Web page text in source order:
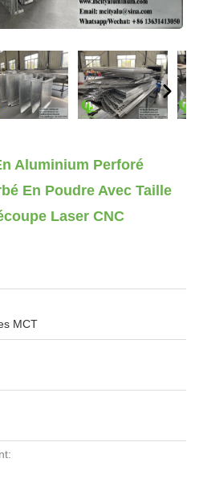
Aluminium Perforé
En Poudre Avec Taille
Laser CNC
MCT